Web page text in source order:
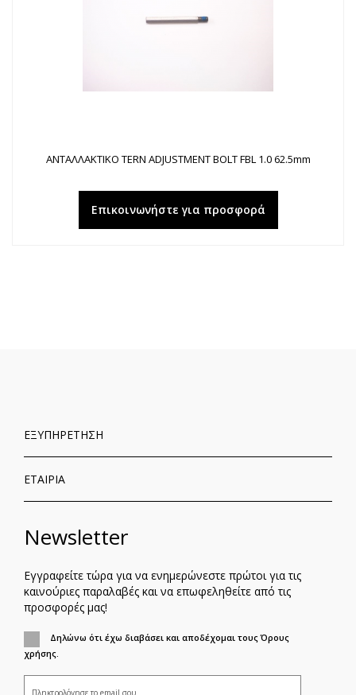
ΑΝΤΑΛΛΑΚΤΙΚΟ TERN ADJUSTMENT BOLT FBL 1.0 62.5mm
Επικοινωνήστε για προσφορά
ΕΞΥΠΗΡΕΤΗΣΗ
ΕΤΑΙΡΙΑ
Newsletter
Εγγραφείτε τώρα για να ενημερώνεστε πρώτοι για τις
καινούριες παραλαβές και να επωφεληθείτε από τις
προσφορές μας!
Δηλώνω ότι έχω διαβάσει και αποδέχομαι τους Όρους
χρήσης.
ΕΓΓΡΑΦΗ